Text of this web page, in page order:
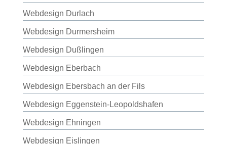
Webdesign Durlach
Webdesign Durmersheim
Webdesign Dußlingen
Webdesign Eberbach
Webdesign Ebersbach an der Fils
Webdesign Eggenstein-Leopoldshafen
Webdesign Ehningen
Webdesign Eislingen